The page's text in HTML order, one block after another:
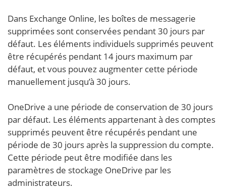
Dans Exchange Online, les boîtes de messagerie
supprimées sont conservées pendant 30 jours par
défaut. Les éléments individuels supprimés peuvent
être récupérés pendant 14 jours maximum par
défaut, et vous pouvez augmenter cette période
manuellement jusqu’à 30 jours.
OneDrive a une période de conservation de 30 jours
par défaut. Les éléments appartenant à des comptes
supprimés peuvent être récupérés pendant une
période de 30 jours après la suppression du compte.
Cette période peut être modifiée dans les
paramètres de stockage OneDrive par les
administrateurs.